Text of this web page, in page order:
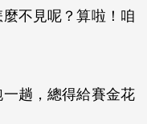
不見呢？算啦！咱
一趟，總得給賽金花